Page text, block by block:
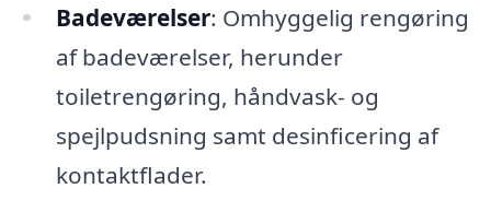
Badeværelser: Omhyggelig rengøring
af badeværelser, herunder
toiletrengøring, håndvask- og
spejlpudsning samt desinficering af
kontaktflader.